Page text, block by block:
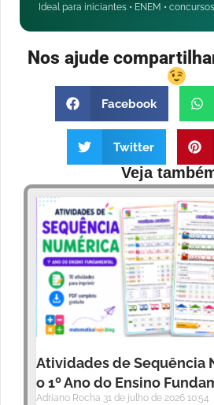
Ideal para iniciantes • ENEM •
Nos ajude
Facebook
Twitter
Veja
Atividades de Sequência
o 1º Ano do Ensino
Adriano Rocha 31 de julho de 2026 10:54